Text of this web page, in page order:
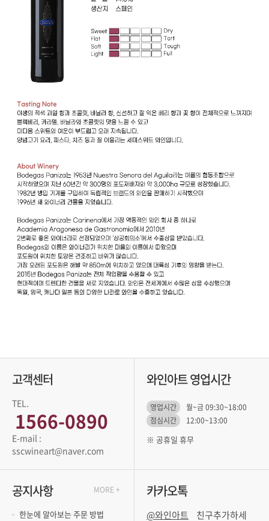
고객센터
TEL.
1566-0890
sscwineart@naver.com
와인아트 영업시간
영업시간
월~금 09:30~18:00
점심시간
12:00~13:00
※ 공휴일 휴무
공지사항
한눈에 알아보는 주문 방법
MORE + 카카오톡
@와인아트